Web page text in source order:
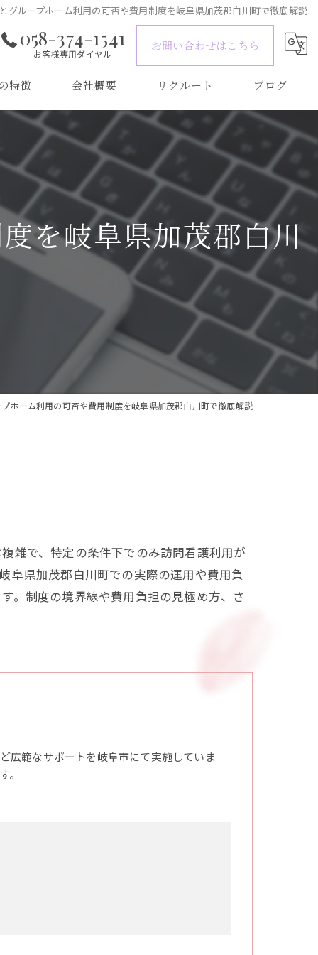
グループホーム利用の可否や費用制度を岐阜県加茂郡白川町で徹底解説
058-374-1541
お客様専用ダイヤル
お問い合わせはこちら
特徴 会社概要 リクルート ブログ
を岐阜県加茂郡白川
ホーム利用の可否や費用制度を岐阜県加茂郡白川町で徹底解説
雑で、特定の条件下でのみ訪問看護利用が
阜県加茂郡白川町での実際の運用や費用負
。制度の境界線や費用負担の見極め方、さ
広範なサポートを岐阜市にて実施していま
。